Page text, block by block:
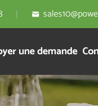

une demande